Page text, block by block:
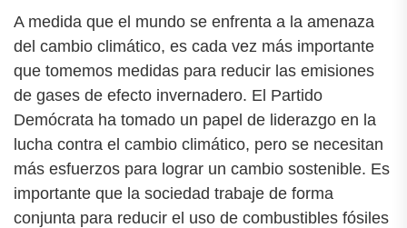
A medida que el mundo se enfrenta a la amenaza
del cambio climático, es cada vez más importante
que tomemos medidas para reducir las emisiones
de gases de efecto invernadero. El Partido
Demócrata ha tomado un papel de liderazgo en la
lucha contra el cambio climático, pero se necesitan
más esfuerzos para lograr un cambio sostenible. Es
importante que la sociedad trabaje de forma
conjunta para reducir el uso de combustibles fósiles